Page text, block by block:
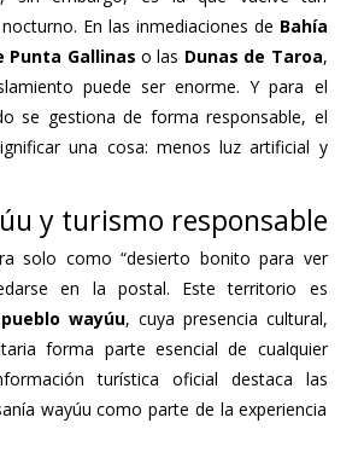
En las inmediaciones de Bahía
Punta Gallinas o las Dunas de Taroa,
puede ser enorme. Y para el
se gestiona de forma responsable, el
una cosa: menos luz artificial y
y turismo responsable
solo como “desierto bonito para ver
en la postal. Este territorio es
pueblo wayúu, cuya presencia cultural,
forma parte esencial de cualquier
turística oficial destaca las
wayúu como parte de la experiencia